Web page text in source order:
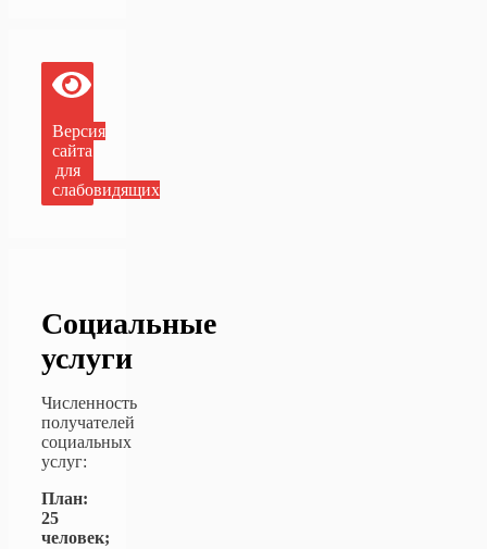
Версия
сайта
для
слабовидящих
Социальные
услуги
Численность
получателей
социальных
услуг:
План:
25
человек;